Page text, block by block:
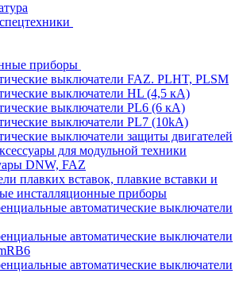
приборы
выключатели FAZ. PLHT, PLSM
выключатели HL (4,5 кА)
выключатели PL6 (6 кА)
выключатели PL7 (10kA)
выключатели защиты двигателей
для модульной техники
DNW, FAZ
плавких вставок, плавкие вставки и
инсталляционные приборы
автоматические выключатели
автоматические выключатели
автоматические выключатели